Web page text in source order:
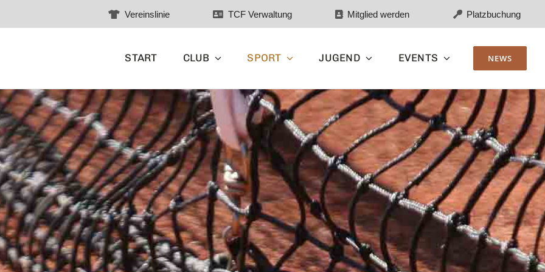
Vereinslinie TCF Verwaltung Mitglied werden Platzbuchung
START CLUB SPORT JUGEND EVENTS NEWS